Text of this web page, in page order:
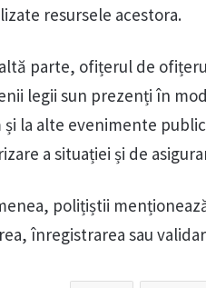
resursele acestora.
parte, ofițerul de
legii sun prezenți în
și la alte evenimente
a situației și de
polițiștii
înregistrarea sau